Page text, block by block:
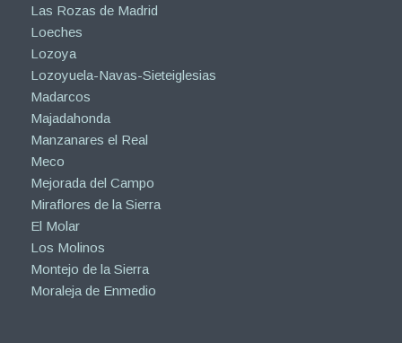
Las Rozas de Madrid
Loeches
Lozoya
Lozoyuela-Navas-Sieteiglesias
Madarcos
Majadahonda
Manzanares el Real
Meco
Mejorada del Campo
Miraflores de la Sierra
El Molar
Los Molinos
Montejo de la Sierra
Moraleja de Enmedio